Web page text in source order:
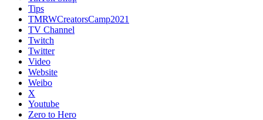
Tips
TMRWCreatorsCamp2021
TV Channel
Twitch
Twitter
Video
Website
Weibo
X
Youtube
Zero to Hero